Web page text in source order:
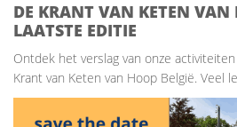
DE KRANT VAN KETEN VAN
LAATSTE EDITIE
Ontdek het verslag van onze
Krant van Keten van Hoop België. Veel